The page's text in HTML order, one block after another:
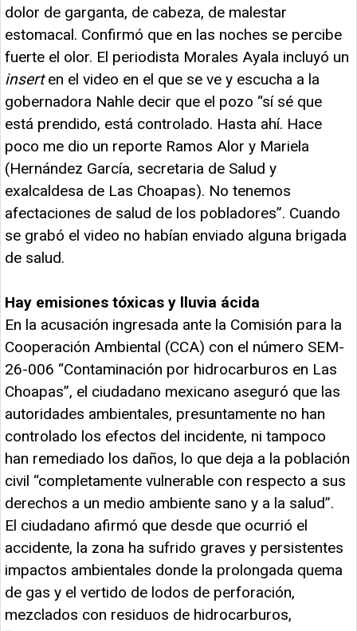
dolor de garganta, de cabeza, de malestar
estomacal. Confirmó que en las noches se percibe
fuerte el olor. El periodista Morales Ayala incluyó un
inserten el video en el que se ve y escucha a la
gobernadora Nahle decir que el pozo “sí sé que
está prendido, está controlado. Hasta ahí. Hace
poco me dio un reporte Ramos Alor y Mariela
(Hernández García, secretaria de Salud y
exalcaldesa de Las Choapas). No tenemos
afectaciones de salud de los pobladores”. Cuando
se grabó el video no habían enviado alguna brigada
de salud.
Hay emisiones tóxicas y lluvia ácida
En la acusación ingresada ante la Comisión para la
Cooperación Ambiental (CCA) con el número SEM-
26-006 “Contaminación por hidrocarburos en Las
Choapas”, el ciudadano mexicano aseguró que las
autoridades ambientales, presuntamente no han
controlado los efectos del incidente, ni tampoco
han remediado los daños, lo que deja a la población
civil “completamente vulnerable con respecto a sus
derechos a un medio ambiente sano y a la salud”.
El ciudadano afirmó que desde que ocurrió el
accidente, la zona ha sufrido graves y persistentes
impactos ambientales donde la prolongada quema
de gas y el vertido de lodos de perforación,
mezclados con residuos de hidrocarburos,